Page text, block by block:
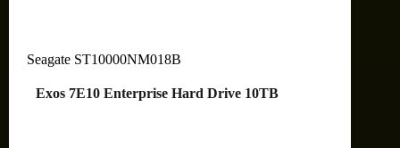
Seagate ST10000NM018B
Exos 7E10 Enterprise Hard Drive 10TB